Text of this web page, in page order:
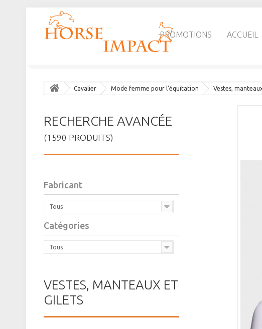
PROMOTIONS ACCUEIL
Cavalier Mode femme pour l'équitation Vestes,
RECHERCHE AVANCÉE
(1590 PRODUITS)
Fabricant
Tous
Catégories
Tous
VESTES, MANTEAUX ET
GILETS